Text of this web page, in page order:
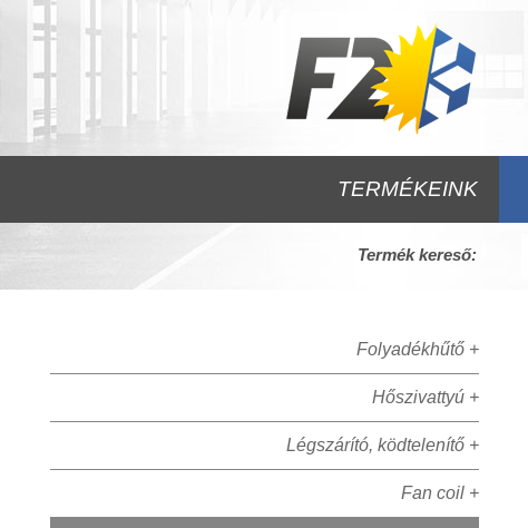
TERMÉKEINK
Termék kereső:
Folyadékhűtő +
Hőszivattyú +
Légszárító, ködtelenítő +
Fan coil +